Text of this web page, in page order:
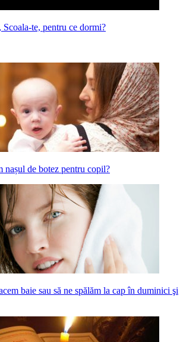
Scoala-te, pentru ce dormi?
nașul de botez pentru copil?
baie sau să ne spălăm la cap în duminici şi